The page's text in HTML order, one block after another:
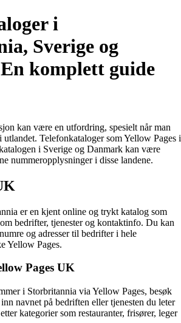
i
Sverige og
komplett guide
kan være en utfordring, spesielt når man
utlandet. Telefonkataloger som Yellow Pages i
i Sverige og Danmark kan være
nummeropplysninger i disse landene.
er en kjent online og trykt katalog som
bedrifter, tjenester og kontaktinfo. Du kan
og adresser til bedrifter i hele
Yellow Pages.
Pages UK
i Storbritannia via Yellow Pages, besøk
navnet på bedriften eller tjenesten du leter
kategorier som restauranter, frisører, leger